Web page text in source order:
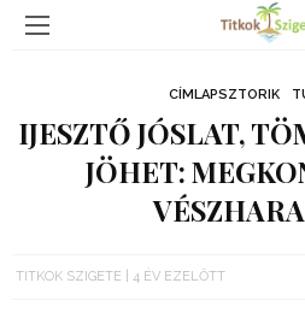
CÍMLAPSZTORIK
IJESZTŐ JÓSLAT,
JÖHET:
TITKOK SZIGETE 4 ÉV EZELŐTT